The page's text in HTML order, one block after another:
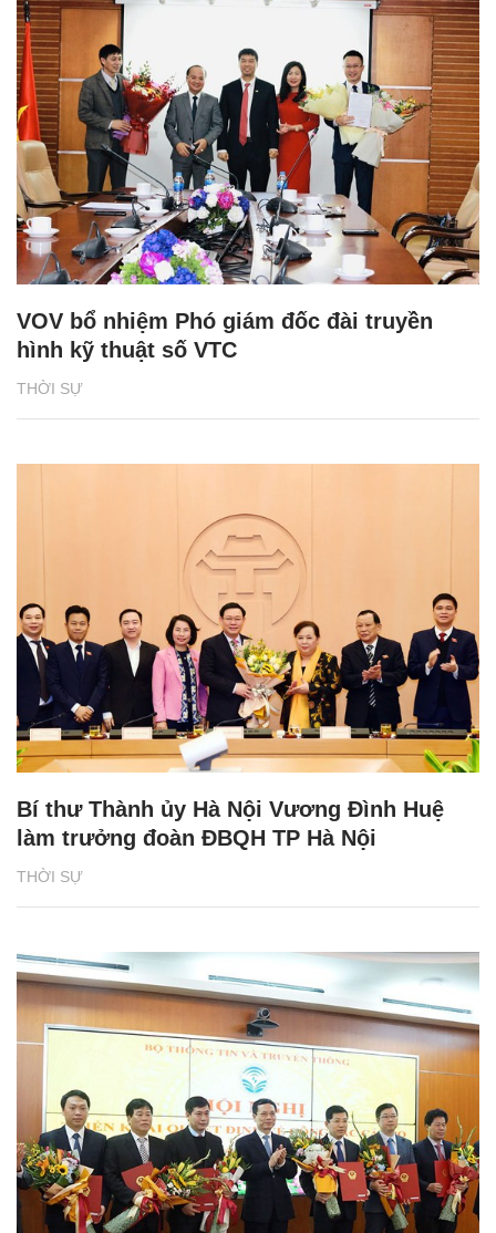
THỜI SỰ
VOV bổ nhiệm Phó giám đốc đài truyền
hình kỹ thuật số VTC
THỜI SỰ
Bí thư Thành ủy Hà Nội Vương Đình Huệ
làm trưởng đoàn ĐBQH TP Hà Nội